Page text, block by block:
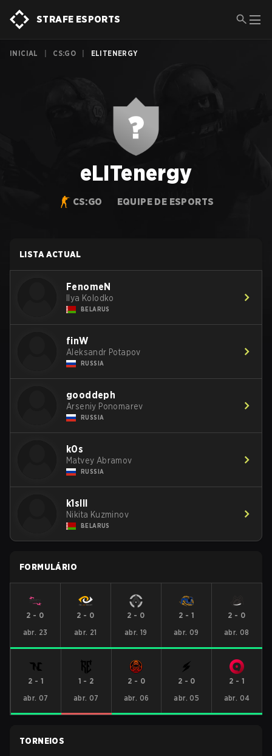
STRAFE ESPORTS
INICIAL CS:GO ELITENERGY
eLITenergy
CS:GO EQUIPE DE ESPORTS
LISTA ACTUAL
FenomeN
Ilya Kolodko
BELARUS
finW
Aleksandr Potapov
RUSSIA
gooddeph
Arseniy Ponomarev
RUSSIA
k0s
Matvey Abramov
RUSSIA
k1slll
Nikita Kuzminov
BELARUS
FORMULÁRIO
2 - 0
abr. 23
2 - 0
abr. 21
2 - 0
abr. 19
2 - 1
abr. 09
2 - 0
abr. 08
2 - 1
abr. 07
1 - 2
abr. 07
2 - 0
abr. 06
2 - 0
abr. 05
2 - 1
abr. 04
TORNEIOS